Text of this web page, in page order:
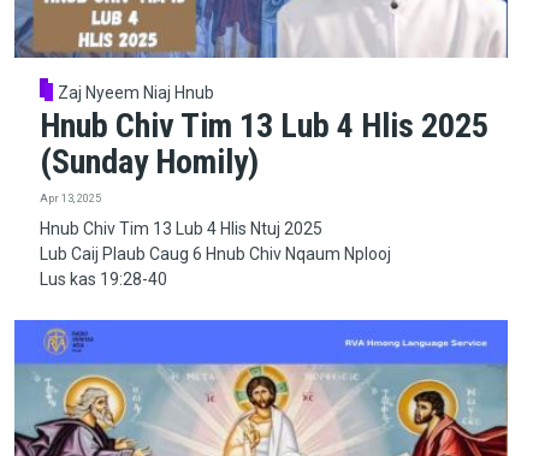
Zaj Nyeem Niaj Hnub
Hnub Chiv Tim 13 Lub 4 Hlis 2025
(Sunday Homily)
Apr 13, 2025
Hnub Chiv Tim 13 Lub 4 Hlis Ntuj 2025
Lub Caij Plaub Caug 6 Hnub Chiv Nqaum Nplooj
Lus kas 19:28-40